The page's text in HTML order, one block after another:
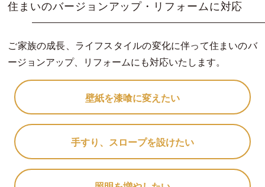
住まいのバージョンアップ・リフォームに対応
ご家族の成長、ライフスタイルの変化に伴って住まいのバ
ージョンアップ、リフォームにも対応いたします。
壁紙を漆喰に変えたい
手すり、スロープを設けたい